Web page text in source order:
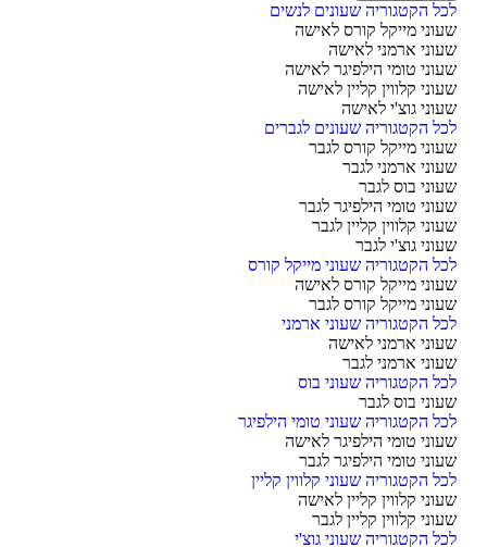
הקטגוריה שעונים לנשים
מייקל קורס לאישה
ארמני לאישה
טומי הילפיגר לאישה
קלווין קליין לאישה
גוצ'י לאישה
הקטגוריה שעונים לגברים
מייקל קורס לגבר
ארמני לגבר
בוס לגבר
טומי הילפיגר לגבר
קלווין קליין לגבר
גוצ'י לגבר
הקטגוריה שעוני מייקל קורס
מייקל קורס לאישה
מייקל קורס לגבר
הקטגוריה שעוני ארמני
ארמני לאישה
ארמני לגבר
הקטגוריה שעוני בוס
בוס לגבר
הקטגוריה שעוני טומי הילפיגר
טומי הילפיגר לאישה
טומי הילפיגר לגבר
הקטגוריה שעוני קלווין קליין
קלווין קליין לאישה
קלווין קליין לגבר
הקטגוריה שעוני גוצ'י